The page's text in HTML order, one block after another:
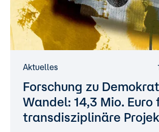
Aktuelles
Forschung zu
Wandel: 14,3 Mio. Euro
transdisziplinäre